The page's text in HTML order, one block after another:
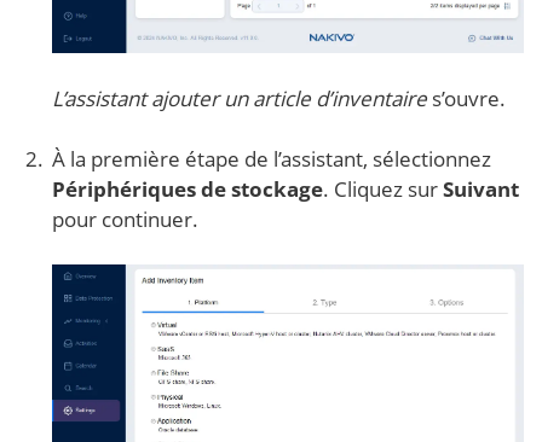
L’assistant ajouter un article d’inventaire s’ouvre.
À la première étape de l’assistant, sélectionnez
Périphériques de stockage. Cliquez surSuivant
pour continuer.